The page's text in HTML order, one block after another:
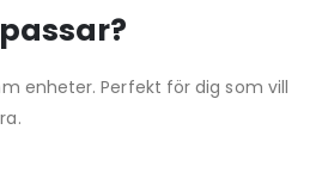
enheter. Perfekt för dig som vill